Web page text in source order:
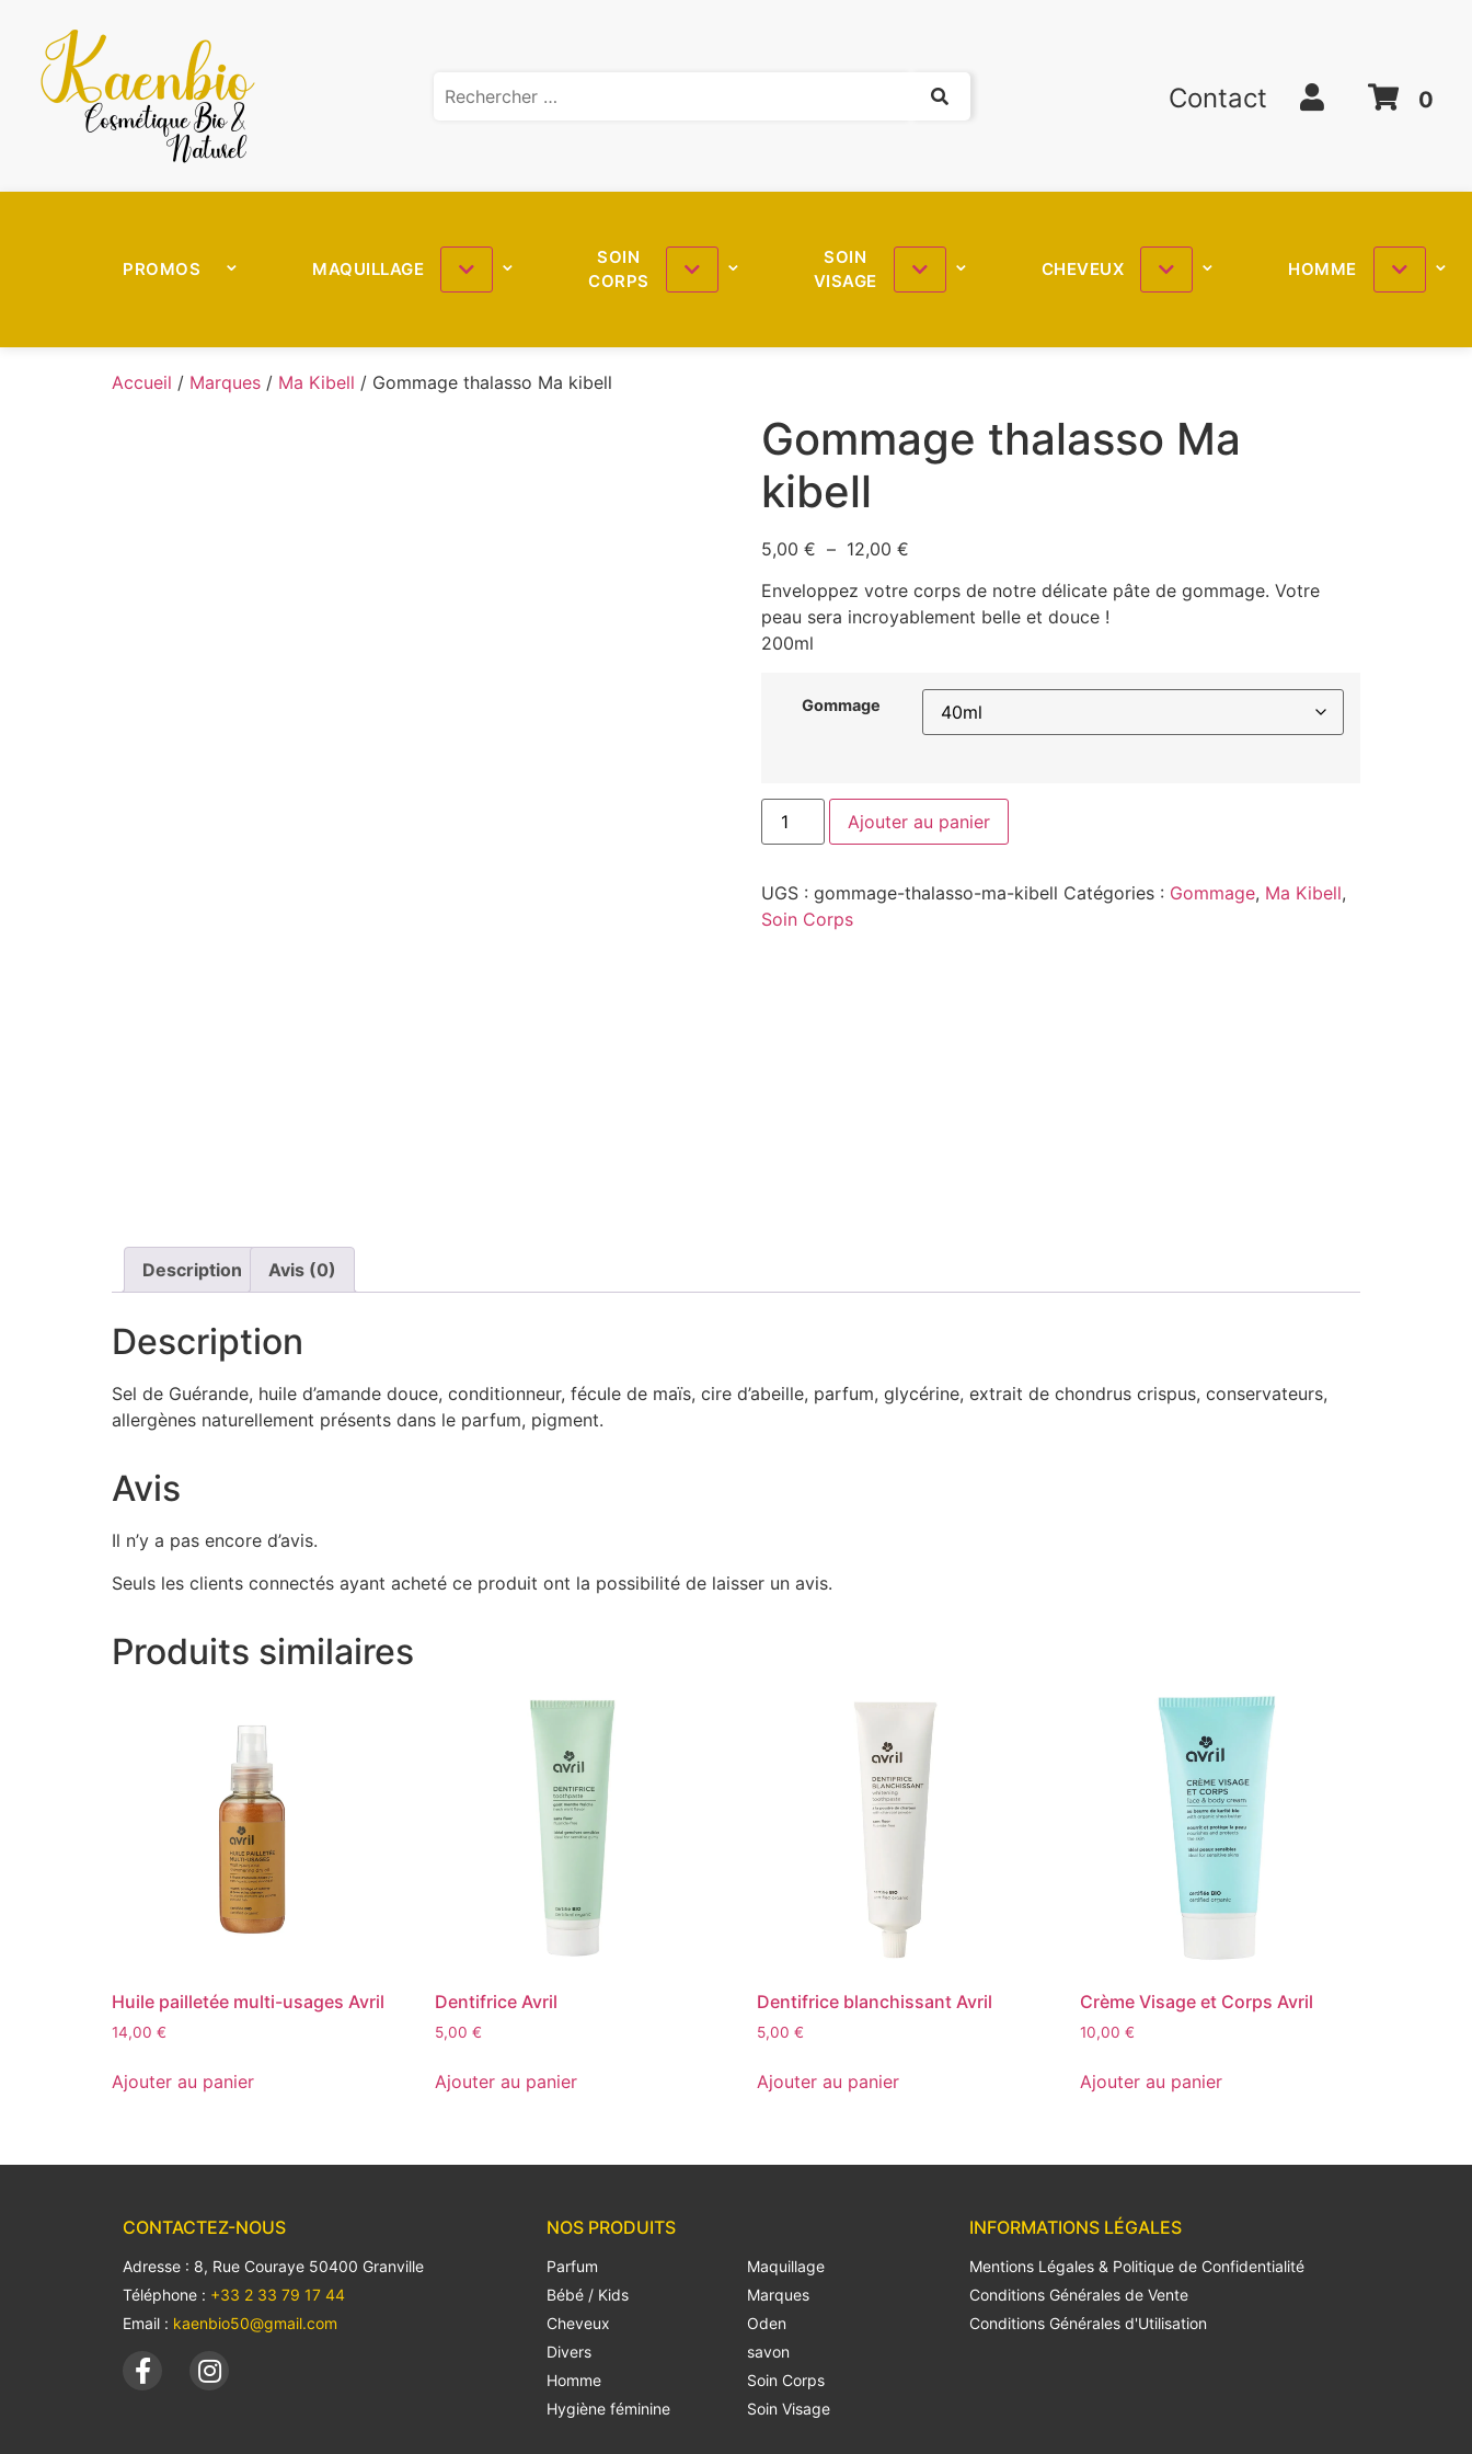
Contact 0
PROMOS MAQUILLAGE
SOIN
CORPS
SOIN
VISAGE
CHEVEUX HOMME
Accueil / Marques / Ma Kibell / Gommage thalasso Ma kibell
Gommage thalasso Ma
kibell
5,00 € – 12,00 €
Enveloppez votre corps de notre délicate pâte de gommage. Votre
peau sera incroyablement belle et douce !
200ml
Gommage
Ajouter au panier
UGS : gommage-thalasso-ma-kibell Catégories : Gommage, Ma Kibell,
Soin Corps
Description Avis (0)
Description
Sel de Guérande, huile d’amande douce, conditionneur, fécule de maïs, cire d’abeille, parfum, glycérine, extrait de chondrus crispus, conservateurs,
allergènes naturellement présents dans le parfum, pigment.
Avis
Il n’y a pas encore d’avis.
Seuls les clients connectés ayant acheté ce produit ont la possibilité de laisser un avis.
Produits similaires
Huile pailletée multi-usages Avril
14,00 €
Ajouter au panier
Dentifrice Avril
5,00 €
Ajouter au panier
Dentifrice blanchissant Avril
5,00€
Ajouter au panier
Crème Visage et Corps Avril
10,00€
Ajouter au panier
CONTACTEZ-NOUS
Adresse : 8, Rue Couraye 50400 Granville
Téléphone : +33 2 33 79 17 44
Email : kaenbio50@gmail.com
NOS PRODUITS
Parfum
Bébé / Kids
Cheveux
Divers
Homme
Hygiène féminine
Maquillage
Marques
Oden
savon
Soin Corps
Soin Visage
INFORMATIONS LÉGALES
Mentions Légales & Politique de Confidentialité
Conditions Générales de Vente
Conditions Générales d'Utilisation